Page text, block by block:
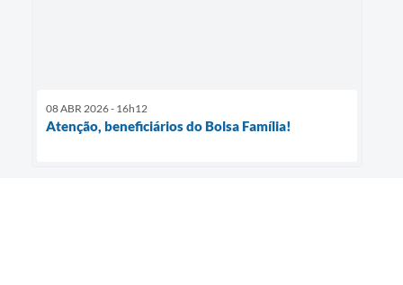
08 ABR 2026 - 16h12
Atenção, beneficiários do Bolsa Família!